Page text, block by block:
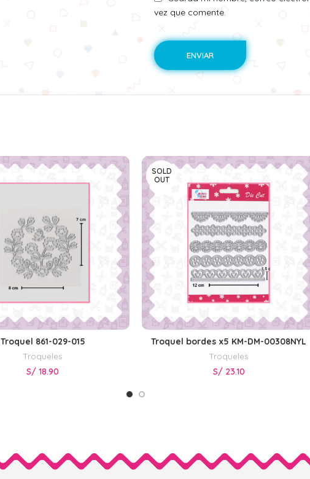
vez que comente.
AÑADIR AL CARRITO
Troquel 861-029-015
Troqueles
S/ 18.90
SOLD
OUT
LEER MÁS
Troquel bordes x5 KM-DM-00308NYL
Troqueles
S/ 23.10